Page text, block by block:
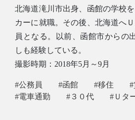
北海道滝川市出身、函館の学校
カーに就職。その後、北海道へ
員となる。以前、函館市からの
しも経験している。
撮影時期：2018年5月～9月
#公務員 #函館 #移住
#電車通勤
#３０代 #Ｕタ